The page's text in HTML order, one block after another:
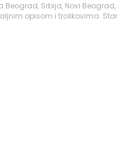
Srbija, Novi
opisom i troškovima.